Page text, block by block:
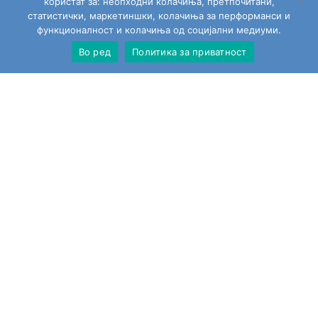
Изјавата за приватност за користење на веб страната
Сите играчки Моја сметка Пребарај
статистички, маркетиншки, колачиња за перформанси и
функционалност и колачиња од социјални медиуми.
Во ред
Политика за приватност